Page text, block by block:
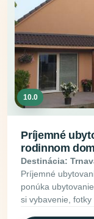
10.0
Príjemné
rodinnom
Destinácia:
Príjemné
ponúka
si vybavenie,